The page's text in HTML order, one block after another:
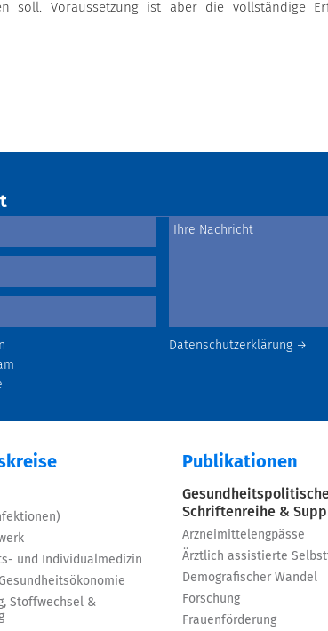
soll. Voraussetzung ist aber die vollständige
Datenschutzerklärung →
und Individualmedizin
Stoffwechsel &
Publikationen
Schriftenreihe &
Arzneimittelengpässe
Ärztlich assistierte
Demografischer Wandel
Forschung
Frauenförderung